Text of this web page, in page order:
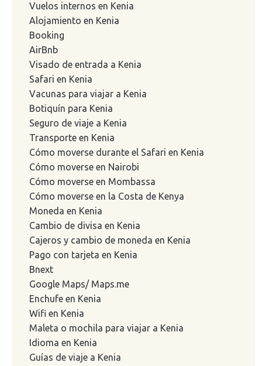
Vuelos internos en Kenia
Alojamiento en Kenia
Booking
AirBnb
Visado de entrada a Kenia
Safari en Kenia
Vacunas para viajar a Kenia
Botiquín para Kenia
Seguro de viaje a Kenia
Transporte en Kenia
Cómo moverse durante el Safari en Kenia
Cómo moverse en Nairobi
Cómo moverse en Mombassa
Cómo moverse en la Costa de Kenya
Moneda en Kenia
Cambio de divisa en Kenia
Cajeros y cambio de moneda en Kenia
Pago con tarjeta en Kenia
Bnext
Google Maps/ Maps.me
Enchufe en Kenia
Wifi en Kenia
Maleta o mochila para viajar a Kenia
Idioma en Kenia
Guías de viaje a Kenia